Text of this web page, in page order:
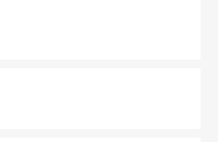
を楽しめる外せないスポット